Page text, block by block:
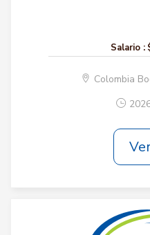
Salario :
Colombia